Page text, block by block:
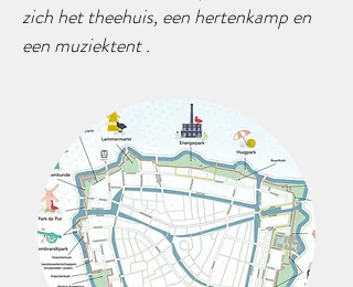
zich het theehuis, een hertenkamp en
een muziektent .